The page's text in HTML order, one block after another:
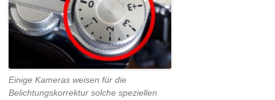
Einige Kameras weisen für die
Belichtungskorrektur solche speziellen